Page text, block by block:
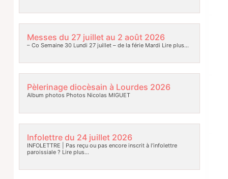
Messes du 27 juillet au 2 août 2026
– Co Semaine 30 Lundi 27 juillet – de la férie Mardi Lire plus…
Pèlerinage diocèsain à Lourdes 2026
Album photos Photos Nicolas MIGUET
Infolettre du 24 juillet 2026
INFOLETTRE | Pas reçu ou pas encore inscrit à l’infolettre
paroissiale ? Lire plus…